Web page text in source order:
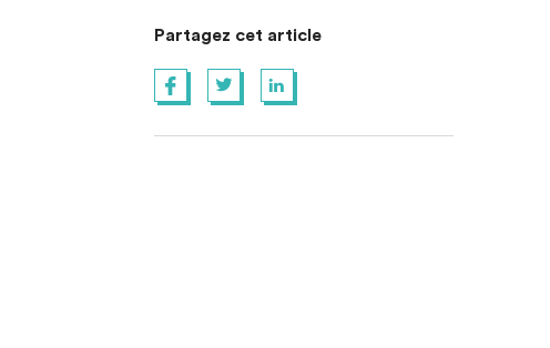
Partagez cet article